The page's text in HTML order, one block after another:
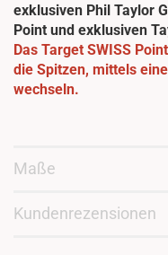
exklusiven Phil Taylor
Point und exklusiven
Das Target SWISS
die Spitzen, mittels
wechseln.
Maße
Kundenrezensionen